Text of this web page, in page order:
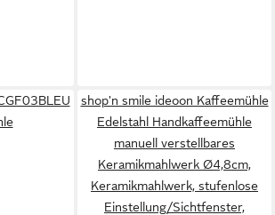
shop'n smile ideoon Kaffeemühle
Edelstahl Handkaffeemühle
manuell verstellbares
Keramikmahlwerk Ø4,8cm,
Keramikmahlwerk, stufenlose
Einstellung/Sichtfenster,